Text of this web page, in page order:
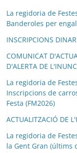
La regidoria de
Banderoles per
INSCRIPCIONS
COMUNICAT
D'ALERTA DE
La regidoria de
Inscripcions de
Festa (FM2026)
ACTUALITZACIÓ DE
La regidoria de
la Gent Gran (últims